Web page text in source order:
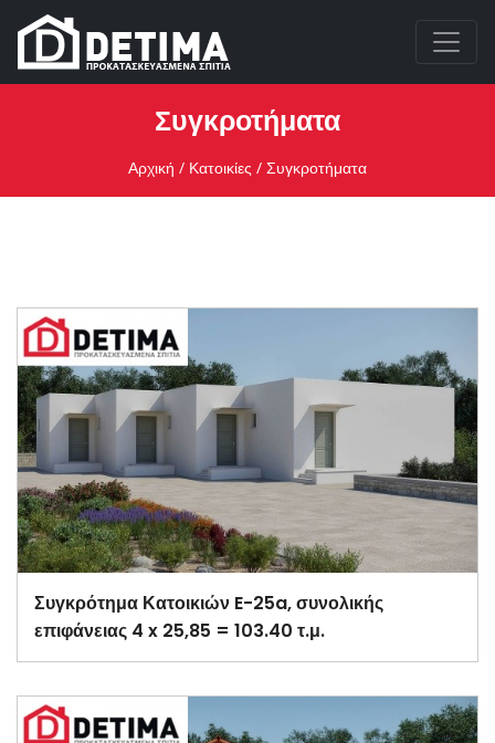
Συγκροτήματα
Αρχική / Κατοικίες / Συγκροτήματα
Συγκρότημα Κατοικιών E-25a, συνολικής
επιφάνειας 4 x 25,85 = 103.40 τ.μ.